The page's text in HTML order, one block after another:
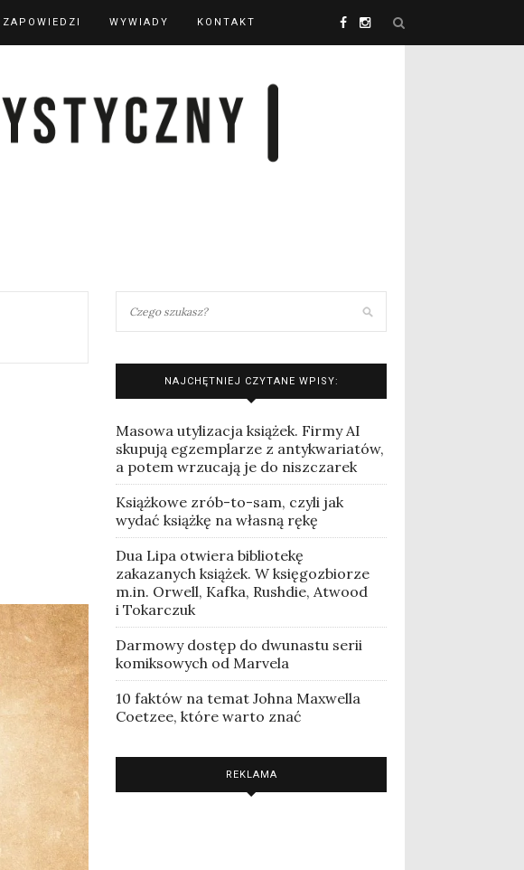
ZAPOWIEDZI WYWIADY KONTAKT
NAJCHĘTNIEJ CZYTANE WPISY:
Masowa utylizacja książek. Firmy AI
skupują egzemplarze z antykwariatów,
a potem wrzucają je do niszczarek
Książkowe zrób-to-sam, czyli jak
wydać książkę na własną rękę
Dua Lipa otwiera bibliotekę
zakazanych książek. W księgozbiorze
m.in. Orwell, Kafka, Rushdie, Atwood
i Tokarczuk
Darmowy dostęp do dwunastu serii
komiksowych od Marvela
10 faktów na temat Johna Maxwella
Coetzee, które warto znać
REKLAMA